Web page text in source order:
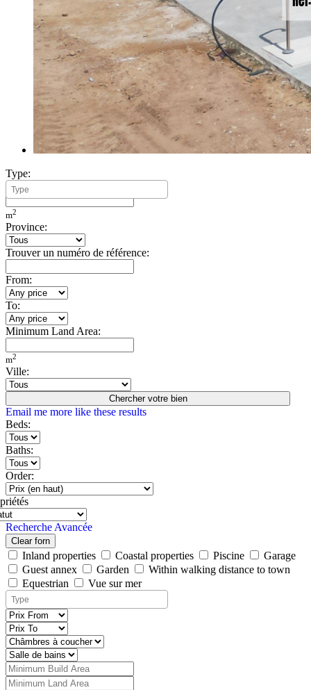
Type:
Minimum Build Area:
m2
Province:
Trouver un numéro de référence:
From:
To:
Minimum Land Area:
m2
Ville:
Chercher votre bien
Email me more like these results
Beds:
Baths:
Order:
Recherche Avancée
Clear forn
Inland properties Coastal properties Piscine
Garage
Guest annex
Garden
Within walking distance to town
Equestrian
Vue sur mer